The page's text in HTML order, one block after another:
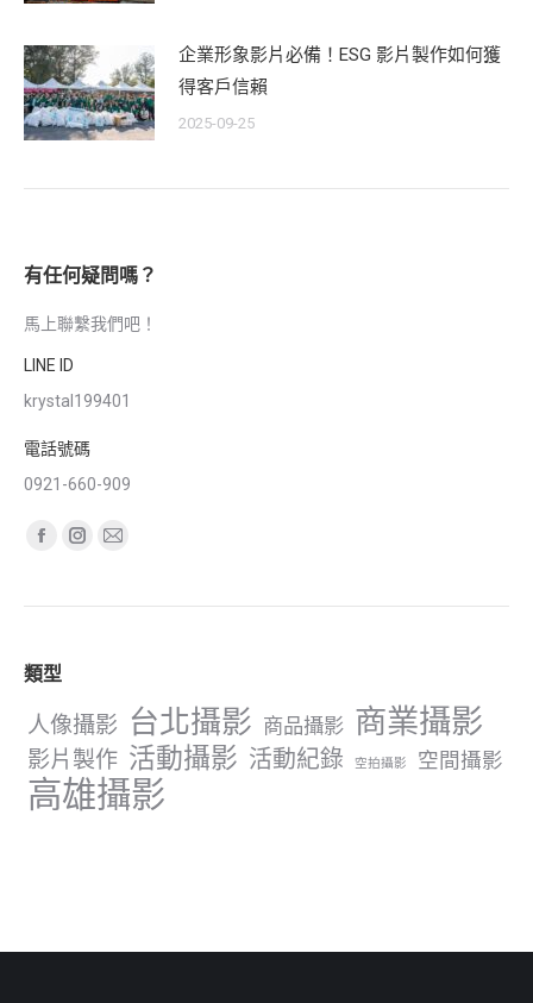
企業形象影片必備！ESG 影片製作如何獲
得客戶信賴
2025-09-25
有任何疑問嗎？
馬上聯繫我們吧！
LINE ID
krystal199401
電話號碼
0921-660-909
Find us on:
Facebook
opens
new
Instagram
opens
Mail
opens
window
類型
人像攝影 台北攝影 商品攝影 商業攝影
影片製作 活動攝影 活動紀錄 空拍攝影 空間攝影
高雄攝影